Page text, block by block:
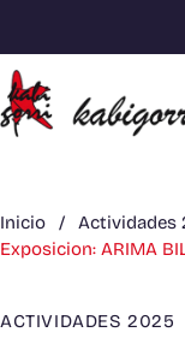
Inicio / Actividades
Exposicion: ARIMA
ACTIVIDADES 2025